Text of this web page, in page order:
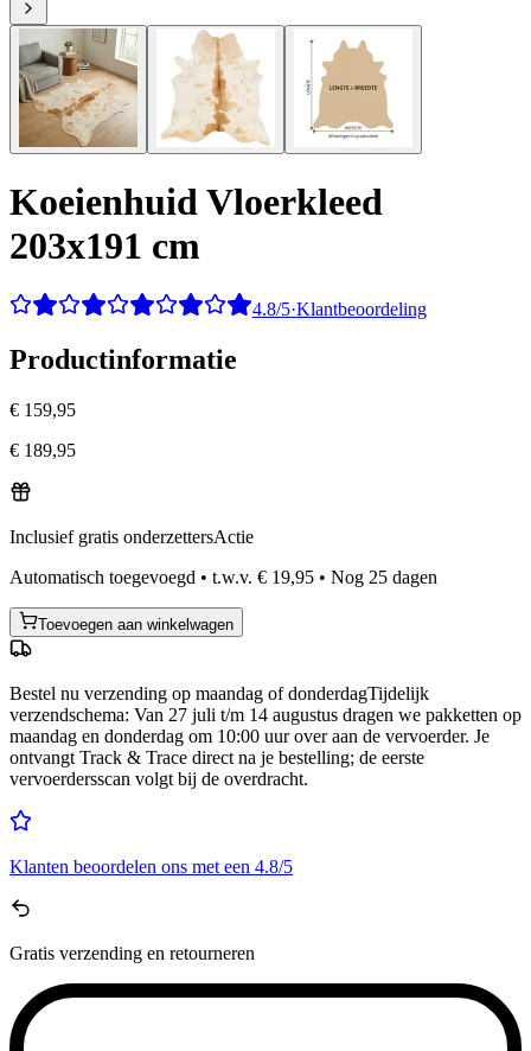
Koeienhuid Vloerkleed
203x191 cm
4.8/5·Klantbeoordeling
Productinformatie
€ 159,95
€ 189,95
Inclusief gratis onderzettersActie
Automatisch toegevoegd • t.w.v. € 19,95 • Nog 25 dagen
Toevoegen aan winkelwagen
Bestel nu verzending op maandag of donderdagTijdelijk
verzendschema: Van 27 juli t/m 14 augustus dragen we pakketten op
maandag en donderdag om 10:00 uur over aan de vervoerder. Je
ontvangt Track & Trace direct na je bestelling; de eerste
vervoerdersscan volgt bij de overdracht.
Klanten beoordelen ons met een 4.8/5
Gratis verzending en retourneren